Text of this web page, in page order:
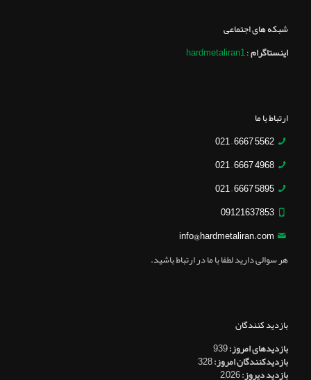
شبکه های اجتماعی
اینستاگرام:
hardmetaliran1
ارتباط با ما
5562 6667 – 021
4968 6667 – 021
5895 6667 – 021
09121637853
info@hardmetaliran.com
هر سوالی دارید لطفا با ما در ارتباط باشید.
بازدید کنندگان
بازدیدهای امروز:939
بازدیدکنندگان امروز:328
بازدید دیروز:2,026